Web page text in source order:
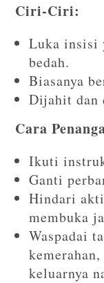
Ciri-Ciri:
Luka insisi
bedah.
Biasanya
Dijahit dan
Cara
Ikuti
Ganti
Hindari
membuka
Waspadai
keluarnya